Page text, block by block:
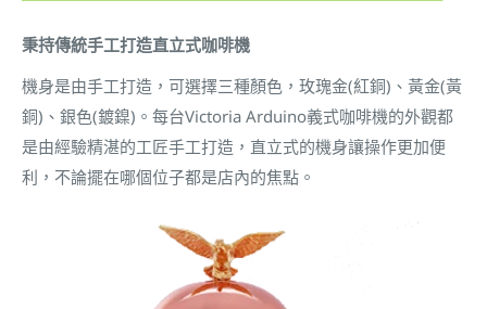
秉持傳統手工打造直立式咖啡機
機身是由手工打造，可選擇三種顏色，玫瑰金(紅銅)、黃金(黃
銅)、銀色(鍍鎳)。每台Victoria Arduino義式咖啡機的外觀都
是由經驗精湛的工匠手工打造，直立式的機身讓操作更加便
利，不論擺在哪個位子都是店內的焦點。